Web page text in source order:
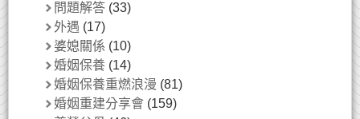
問題解答 (33)
外遇 (17)
婆媳關係 (10)
婚姻保養 (14)
婚姻保養重燃浪漫 (81)
婚姻重建分享會 (159)